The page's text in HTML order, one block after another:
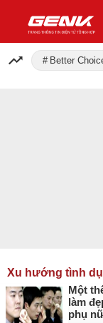
Better
Xu hướng tình
Một
làm
phụ